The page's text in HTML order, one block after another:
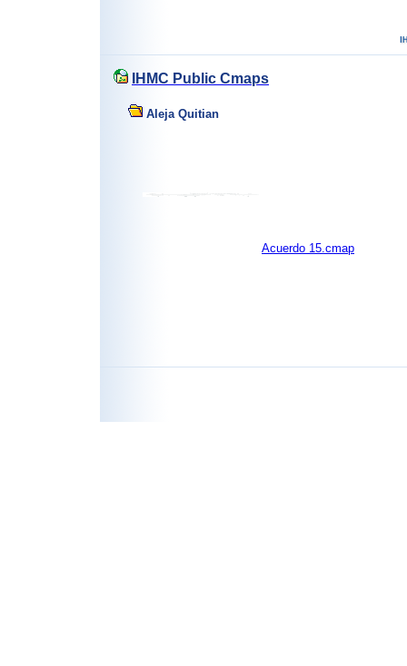
IHMC Public Cmaps
Aleja Quitian
Acuerdo 15.cmap